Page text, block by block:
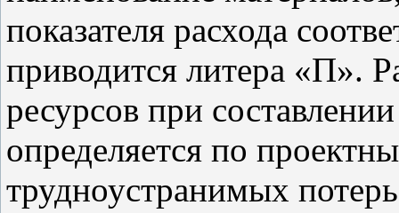
показателя расхода
приводится литера «П».
ресурсов при
определяется по
трудноустранимых